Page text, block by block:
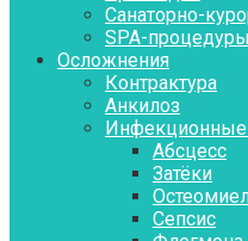
Санаторно-
SPA-процедуры
Осложнения
Контрактура
Aнкилоз
Инфекционные
Абсцесс
Затёки
Сепсис